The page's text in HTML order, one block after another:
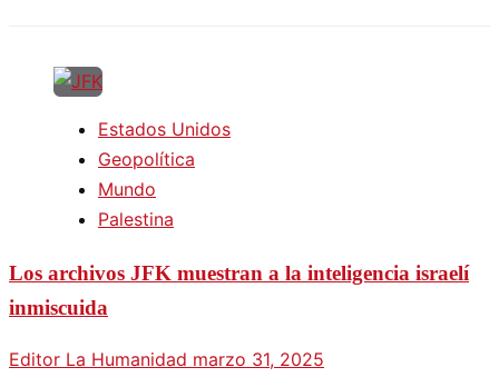
Estados Unidos
Geopolítica
Mundo
Palestina
Los archivos JFK muestran a la inteligencia israelí
inmiscuida
Editor La Humanidad marzo 31, 2025